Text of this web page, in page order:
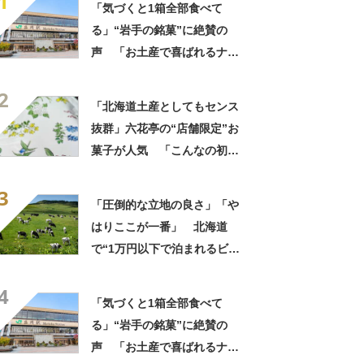
「気づくと1箱全部食べて
る」“岩手の銘菓”に絶賛の
声 「お土産で喜ばれるナン
「北海道土産としてもセンス
抜群」六花亭の“店舗限定”お
菓子が人気 「こんなの初め
「圧倒的な立地の良さ」「や
はりここが一番」 北海道
で“1万円以下で泊まれるビジ
「気づくと1箱全部食べて
る」“岩手の銘菓”に絶賛の
声 「お土産で喜ばれるナン